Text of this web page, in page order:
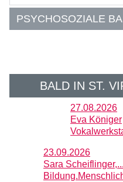
PSYCHOSOZIALE
BALD IN ST.
27.08.2026
Eva Königer
23.09.2026
Sara Scheiflinger,...